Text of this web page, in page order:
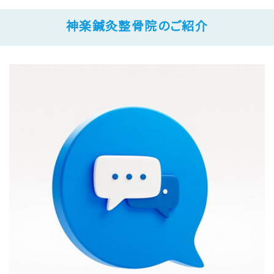
神楽鍼灸整骨院のご紹介